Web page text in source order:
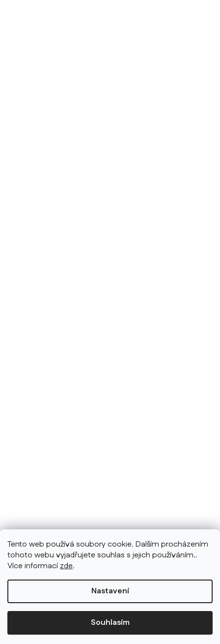
Tento web používá soubory cookie. Dalším procházením
tohoto webu vyjadřujete souhlas s jejich používáním..
Více informacízde.
Nastavení
Souhlasím